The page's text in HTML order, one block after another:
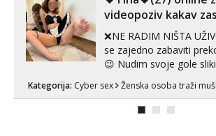
spremna za ONLOINE
videopoziv kakav
❌NE RADIM NIŠTA UŽIVO❌
se zajedno zabaviti
😉 Nudim svoje gole
videouradke. 🤩 Za
poruku na Whatsapp,
Kategorija: Cyber sex Ženska osoba traži